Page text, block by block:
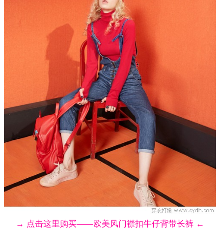
→ 点击这里购买——欧美风门襟扣牛仔背带长裤 ←